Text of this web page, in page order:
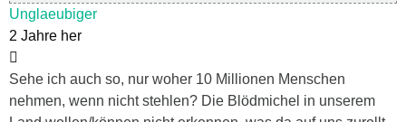
Unglaeubiger
2 Jahre her
Sehe ich auch so, nur woher 10 Millionen Menschen
nehmen, wenn nicht stehlen? Die Blödmichel in unserem